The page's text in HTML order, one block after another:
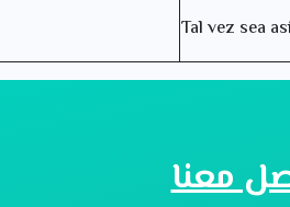
Tal vez sea
معنا